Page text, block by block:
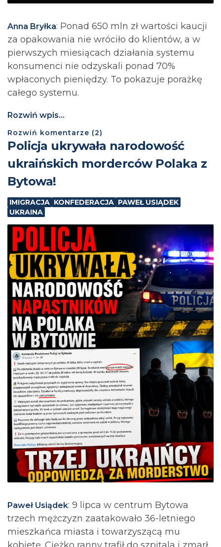
Anna Bryłka: Ponad 650 mln zł wartości kaucji
za opakowania nie wróciło do klientów, a w
pierwszych miesiącach działania systemu
konsumenci nie odzyskali ponad 70%
wpłaconych pieniędzy. To pokazuje porażkę
całego systemu.
Rozwiń wpis...
Rozwiń komentarze (2)
Policja ukrywała narodowość
ukraińskich morderców Polaka z
Bytowa!
IMIGRACJA KONFEDERACJA PAWEŁ USIĄDEK
UKRAINA
Paweł Usiądek: 9 lipca w centrum Bytowa
trzech mężczyzn zaatakowało 36-letniego
mieszkańca miasta i towarzyszącą mu
kobietę. Ciężko ranny trafił do szpitala i zmarł